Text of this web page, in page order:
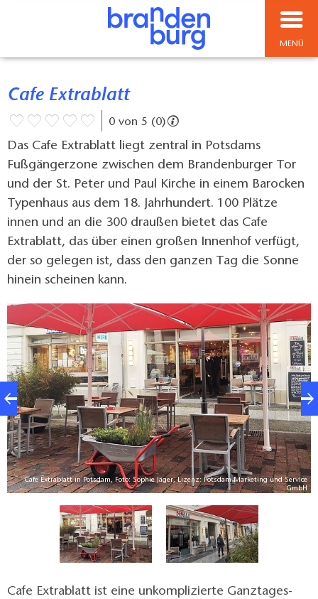
MENÜ
Cafe Extrablatt
0 von 5 (0)
Das Cafe Extrablatt liegt zentral in Potsdams
Fußgängerzone zwischen dem Brandenburger Tor
und der St. Peter und Paul Kirche in einem Barocken
Typenhaus aus dem 18. Jahrhundert. 100 Plätze
innen und an die 300 draußen bietet das Cafe
Extrablatt, das über einen großen Innenhof verfügt,
der so gelegen ist, dass den ganzen Tag die Sonne
hinein scheinen kann.
Cafe Extrablatt in Potsdam, Foto: Sophie Jäger, Lizenz: Potsdam Marketing und Service
GmbH
Cafe Extrablatt ist eine unkomplizierte Ganztages-